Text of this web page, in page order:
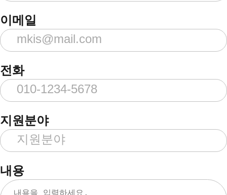
이메일
전화
지원분야
내용